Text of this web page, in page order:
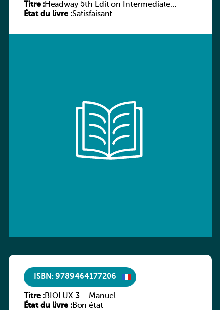
Titre :Headway 5th Edition Intermediate
Workbook without key
État du livre :Satisfaisant
ISBN: 9789464177206
Titre :BIOLUX 3 – Manuel
État du livre :Bon état